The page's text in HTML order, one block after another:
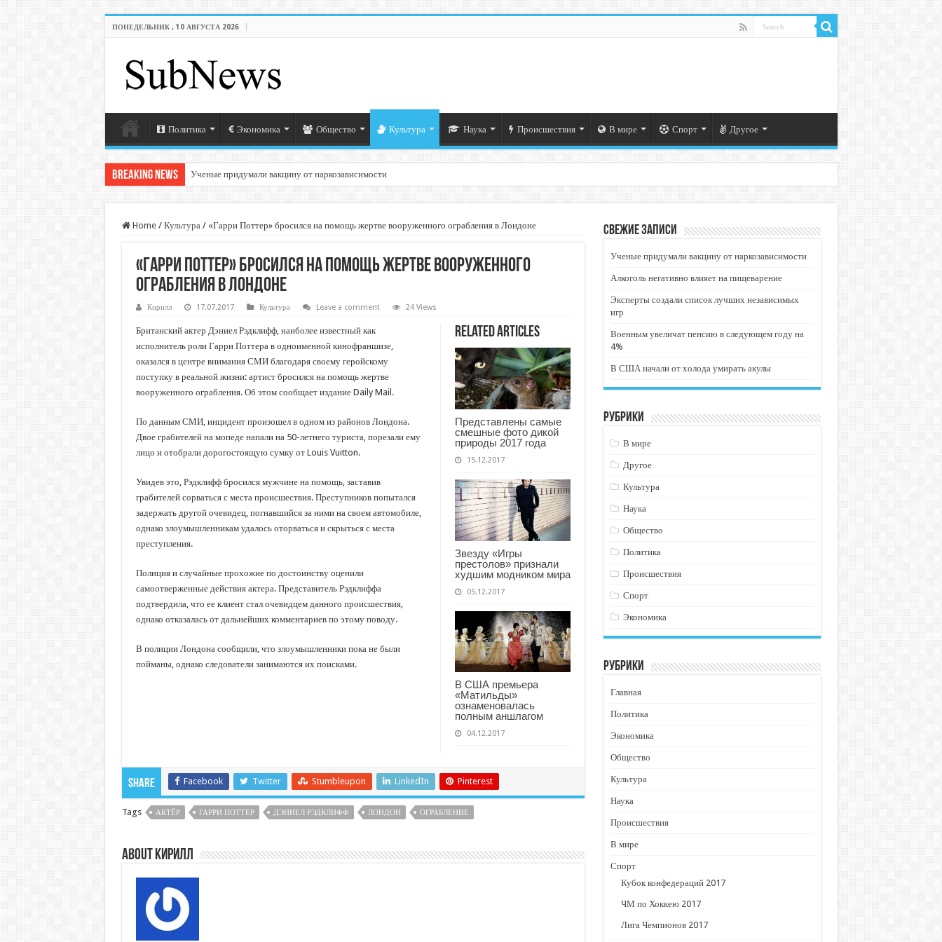
ПОНЕДЕЛЬНИК , 10 АВГУСТА 2026
Политика Экономика Общество Культура Наука Происшествия В мире Спорт Другое
Breaking News Ученые придумали вакцину от наркозависимости
Home / Культура / «Гарри Поттер» бросился на помощь жертве вооруженного ограбления в Лондоне
«Гарри Поттер» бросился на помощь жертве вооруженного
ограбления в Лондоне
Кирилл 17.07.2017 Культура Leave a comment 24 Views
Related Articles
Представлены самые
смешные фото дикой
природы 2017 года
15.12.2017
Звезду «Игры
престолов» признали
худшим модником мира
05.12.2017
В США премьера
«Матильды»
ознаменовалась
полным аншлагом
04.12.2017
Британский актер Дэниел Рэдклифф, наиболее известный как
исполнитель роли Гарри Поттера в одноименной кинофраншизе,
оказался в центре внимания СМИ благодаря своему геройскому
поступку в реальной жизни: артист бросился на помощь жертве
вооруженного ограбления. Об этом сообщает издание Daily Mail.
По данным СМИ, инцидент произошел в одном из районов Лондона.
Двое грабителей на мопеде напали на 50-летнего туриста, порезали ему
лицо и отобрали дорогостоящую сумку от Louis Vuitton.
Увидев это, Рэдклифф бросился мужчине на помощь, заставив
грабителей сорваться с места происшествия. Преступников попытался
задержать другой очевидец, погнавшийся за ними на своем автомобиле,
однако злоумышленникам удалось оторваться и скрыться с места
преступления.
Полиция и случайные прохожие по достоинству оценили
самоотверженные действия актера. Представитель Рэдклиффа
подтвердила, что ее клиент стал очевидцем данного происшествия,
однако отказалась от дальнейших комментариев по этому поводу.
В полиции Лондона сообщили, что злоумышленники пока не были
пойманы, однако следователи занимаются их поисками.
Share Facebook Twitter Stumbleupon LinkedIn Pinterest
Tags АКТЁР ГАРРИ ПОТТЕР ДЭНИЕЛ РЭДКЛИФФ ЛОНДОН ОГРАБЛЕНИЕ
About Кирилл
Свежие записи
Ученые придумали вакцину от наркозависимости
Алкоголь негативно влияет на пищеварение
Эксперты создали список лучших независимых
игр
Военным увеличат пенсию в следующем году на
4%
В США начали от холода умирать акулы
Рубрики
В мире
Другое
Культура
Наука
Общество
Политика
Происшествия
Спорт
Экономика
Рубрики
Главная
Политика
Экономика
Общество
Культура
Наука
Происшествия
В мире
Спорт
Кубок конфедераций 2017
ЧМ по Хоккею 2017
Лига Чемпионов 2017